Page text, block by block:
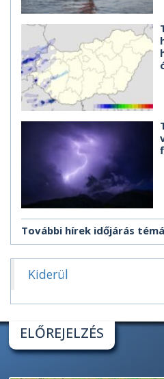
További hírek időjárás
Kiderül
ELŐREJELZÉS